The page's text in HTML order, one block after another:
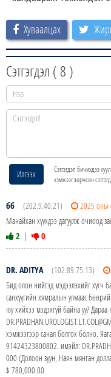
Хуваалцах
Сэтгэгдэл (8 )
Илгээх
Сэтгэгдэл бичихдээ
хэмжээг зөрчсөн
бб (202.9.40.21)
2025 оны
Манайхан хүүхдээ дагуулж очиоод
2 | 0
DR. ADITYA (102.89.75.13)
Бид олон нийтэд мэдээлэхийг хүсч
санхүүгийн хямралын улмаас
юу хийхээ мэдэхгүй байна уу?
хэмжээгээр санал болгох болно.
91424323800802. имэйл:
000 (Долоон зуун, Наян мянган
$ 780,000.00